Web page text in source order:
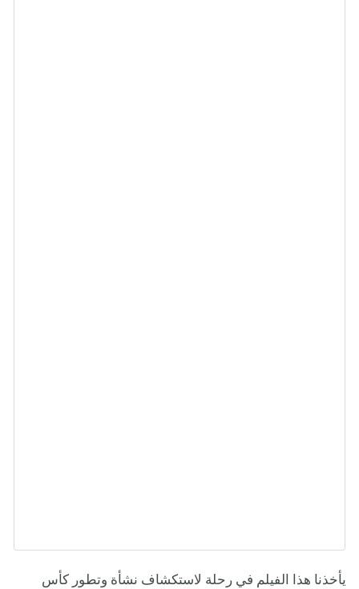
يأخذنا هذا الفيلم في رحلة لاستكشاف نشأة وتطور كأس